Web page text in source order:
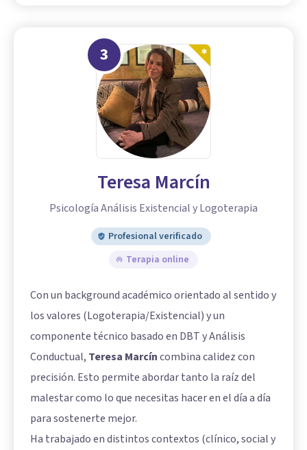
3
Teresa Marcín
Psicología Análisis Existencial y Logoterapia
Profesional verificado
Terapia online
Con un background académico orientado al sentido y
los valores (Logoterapia/Existencial) y un
componente técnico basado en DBT y Análisis
Conductual, Teresa Marcíncombina calidez con
precisión. Esto permite abordar tanto la raíz del
malestar como lo que necesitas hacer en el día a día
para sostenerte mejor.
Ha trabajado en distintos contextos (clínico, social y